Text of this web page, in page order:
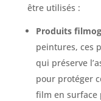
être utilisés :
Produits
peintures, ces
qui préserve
pour protéger
film en surface